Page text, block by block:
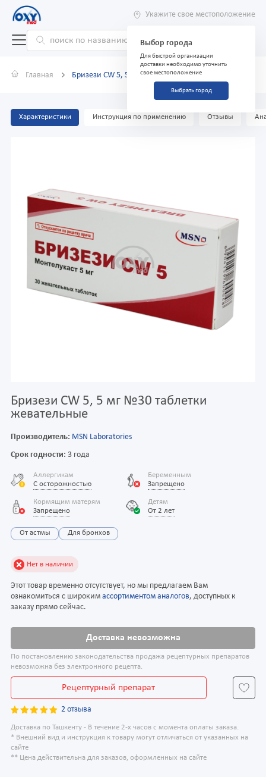
Укажите свое местоположение
Выбор города
Для быстрой организации
доставки необходимо уточнить
свое местоположение
Выбрать город
Главная Бризези CW 5, 5 мг №30 таблетки жевательные
Характеристики Инструкция по применению Отзывы
Бризези CW 5, 5 мг №30 таблетки
жевательные
Производитель: MSN Laboratories
Срок годности: 3 года
Аллергикам
С осторожностью
Беременным
Запрещено
Кормящим матерям
Запрещено
Детям
От 2 лет
От астмы Для бронхов
Нет в наличии
Этот товар временно отсутствует, но мы предлагаем Вам
ознакомиться с широким ассортиментом аналогов, доступных к
заказу прямо сейчас.
Доставка невозможна
По постановлению законодательства продажа рецептурных препаратов
невозможна без электронного рецепта.
Рецептурный препарат
2 отзыва
Доставка по Ташкенту - В течение 2-х часов с момента оплаты заказа.
* Внешний вид и инструкция к товару могут отличаться от указанных на
сайте
** Цена действительна для заказов, оформленных на сайте